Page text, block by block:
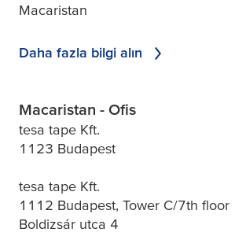
Macaristan
Daha fazla bilgi alın
Macaristan - Ofis
tesa tape Kft.
1123 Budapest
tesa tape Kft.
1112 Budapest, Tower C/7th floor
Boldizsár utca 4